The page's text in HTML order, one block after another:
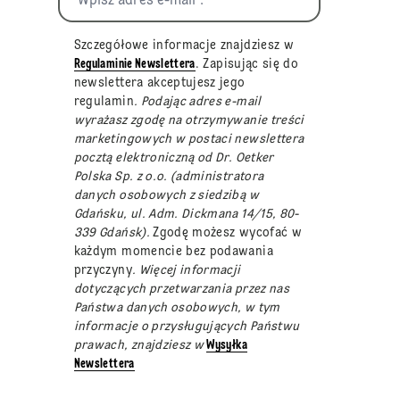
Szczegółowe informacje znajdziesz w
Regulaminie Newslettera. Zapisując się do
newslettera akceptujesz jego
regulamin. Podając adres e-mail
wyrażasz zgodę na otrzymywanie treści
marketingowych w postaci newslettera
pocztą elektroniczną od Dr. Oetker
Polska Sp. z o.o. (administratora
danych osobowych z siedzibą w
Gdańsku, ul. Adm. Dickmana 14/15, 80-
339 Gdańsk).Zgodę możesz wycofać w
każdym momencie bez podawania
przyczyny. Więcej informacji
dotyczących przetwarzania przez nas
Państwa danych osobowych, w tym
informacje o przysługujących Państwu
prawach, znajdziesz wWysyłka
Newslettera